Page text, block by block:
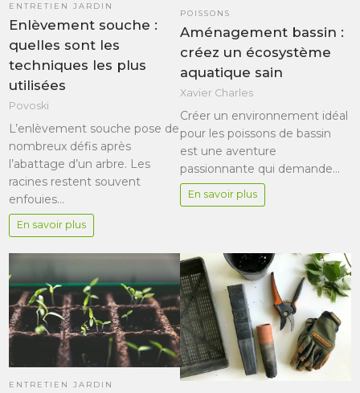
ENTRETIEN JARDIN
Enlèvement souche :
quelles sont les
techniques les plus
utilisées
Povoski
L’enlèvement souche pose de
nombreux défis après
l’abattage d’un arbre. Les
racines restent souvent
enfouies…
En savoir plus
POISSONS
Aménagement bassin :
créez un écosystème
aquatique sain
Xavier Charles
Créer un environnement idéal
pour les poissons de bassin
est une aventure
passionnante qui demande…
En savoir plus
ENTRETIEN JARDIN